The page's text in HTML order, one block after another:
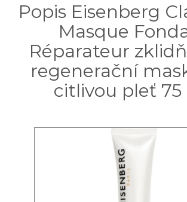
Popis Eisenberg
Masque
Réparateur
regenerační
citlivou pleť 75